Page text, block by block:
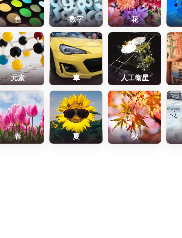
色 数字 花
元素 車 人工衛星
春 夏 秋